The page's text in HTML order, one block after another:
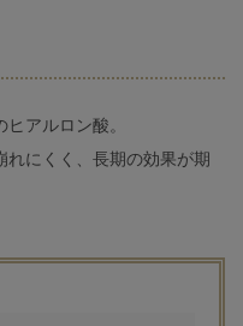
アルロン酸。
れにくく、長期の効果が期